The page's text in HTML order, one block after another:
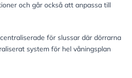
och går också att anpassa till
för slussar där dörrarna
system för hel våningsplan